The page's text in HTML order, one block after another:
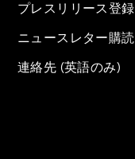
プレスリリース登録
ニュースレター購読
連絡先 (英語のみ)